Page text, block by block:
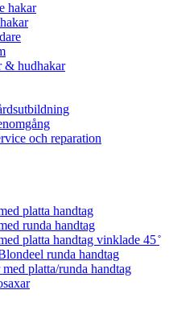
hakar
& hudhakar
och reparation
platta handtag
runda handtag
platta handtag vinklade 45
runda handtag
med platta/runda handtag